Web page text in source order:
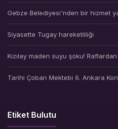
Gebze Belediyesi'nden bir hizmet
Siyasette Tugay hareketliliği
Kızılay maden suyu şoku! Raflardan
Tarihi Çoban Mektebi 6. Ankara
Etiket Bulutu